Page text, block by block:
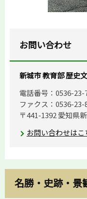
お問い合わせ
新城市 教育部 歴史
電話番号：0536-23-
ファクス：0536-23-
〒441-1392 愛知県
お問い合わせはこ
名勝・史跡・景